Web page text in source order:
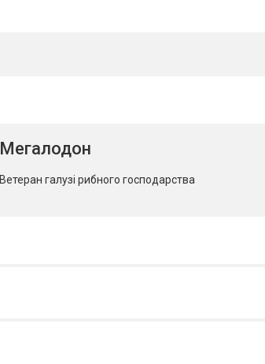
Мегалодон
Ветеран галузі рибного господарства